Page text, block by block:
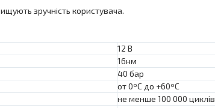
зручність користувача.
12 В
16нм
40 бар
от 0ºС до +60ºС
не менше 100 000 циклів